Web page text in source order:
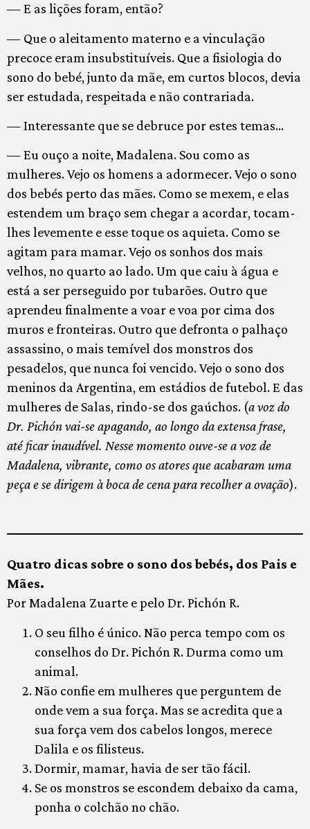
— E as lições foram, então?
— Que o aleitamento materno e a vinculação
precoce eram insubstituíveis. Que a fisiologia do
sono do bebé, junto da mãe, em curtos blocos, devia
ser estudada, respeitada e não contrariada.
— Interessante que se debruce por estes temas…
— Eu ouço a noite, Madalena. Sou como as
mulheres. Vejo os homens a adormecer. Vejo o sono
dos bebés perto das mães. Como se mexem, e elas
estendem um braço sem chegar a acordar, tocam-
lhes levemente e esse toque os aquieta. Como se
agitam para mamar. Vejo os sonhos dos mais
velhos, no quarto ao lado. Um que caiu à água e
está a ser perseguido por tubarões. Outro que
aprendeu finalmente a voar e voa por cima dos
muros e fronteiras. Outro que defronta o palhaço
assassino, o mais temível dos monstros dos
pesadelos, que nunca foi vencido. Vejo o sono dos
meninos da Argentina, em estádios de futebol. E das
mulheres de Salas, rindo-se dos gaúchos. (a voz do
Dr. Pichón vai-se apagando, ao longo da extensa frase,
até ficar inaudível. Nesse momento ouve-se a voz de
Madalena, vibrante, como os atores que acabaram uma
peça e se dirigem à boca de cena para recolher a ovação).
Quatro dicas sobre o sono dos bebés, dos Pais e
Mães.
Por Madalena Zuarte e pelo Dr. Pichón R.
O seu filho é único. Não perca tempo com os
conselhos do Dr. Pichón R. Durma como um
animal.
Não confie em mulheres que perguntem de
onde vem a sua força. Mas se acredita que a
sua força vem dos cabelos longos, merece
Dalila e os filisteus.
Dormir, mamar, havia de ser tão fácil.
Se os monstros se escondem debaixo da cama,
ponha o colchão no chão.